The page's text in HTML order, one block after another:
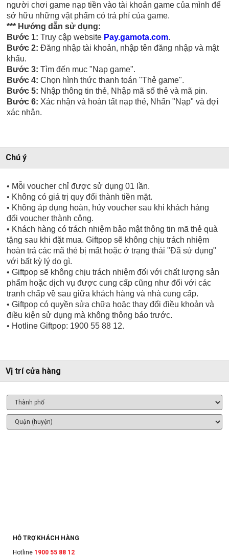
người chơi game nạp tiền vào tài khoản game của mình để
sở hữu những vật phẩm có trả phí của game.
*** Hướng dẫn sử dụng:
Bước 1: Truy cập website Pay.gamota.com.
Bước 2:Đăng nhập tài khoản, nhập tên đăng nhập và mật
khẩu.
Bước 3: Tìm đến mục "Nạp game".
Bước 4: Chọn hình thức thanh toán "Thẻ game".
Bước 5: Nhập thông tin thẻ, Nhập mã số thẻ và mã pin.
Bước 6: Xác nhận và hoàn tất nạp thẻ, Nhấn "Nạp" và đợi
xác nhận.
Chú ý
• Mỗi voucher chỉ được sử dụng 01 lần.
• Không có giá trị quy đổi thành tiền mặt.
• Không áp dụng hoàn, hủy voucher sau khi khách hàng
đổi voucher thành công.
• Khách hàng có trách nhiệm bảo mật thông tin mã thẻ quà
tặng sau khi đặt mua. Giftpop sẽ không chịu trách nhiệm
hoàn trả các mã thẻ bị mất hoặc ở trạng thái "Đã sử dụng"
với bất kỳ lý do gì.
• Giftpop sẽ không chịu trách nhiệm đối với chất lượng sản
phẩm hoặc dịch vụ được cung cấp cũng như đối với các
tranh chấp về sau giữa khách hàng và nhà cung cấp.
• Giftpop có quyền sửa chữa hoặc thay đổi điều khoản và
điều kiện sử dụng mà không thông báo trước.
• Hotline Giftpop: 1900 55 88 12.
Vị trí cửa hàng
HỖ TRỢ KHÁCH HÀNG
Hotline 1900 55 88 12